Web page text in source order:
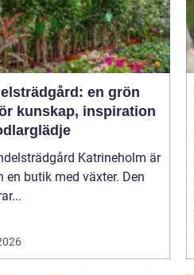
en grön
kunskap, inspiration
Katrineholm är
en butik med växter. Den